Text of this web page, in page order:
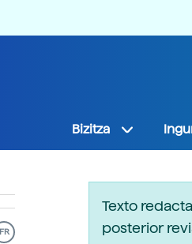
Bizitza
FR
Texto
posterior